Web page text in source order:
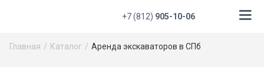
+7 (812) 905-10-06
Главная Каталог Аренда экскаваторов в СПб